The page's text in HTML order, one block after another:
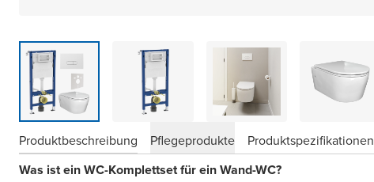
Produktbeschreibung Pflegeprodukte Produktspezifikationen
Was ist ein WC-Komplettset für ein Wand-WC?